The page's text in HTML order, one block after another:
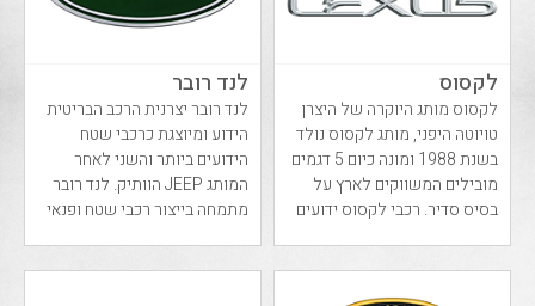
לקסוס
לקסוס מותג היוקרה של היצרן
טויוטה היפני, מותג לקסוס נולד
בשנת 1988 ומונה כיום 5 דגמים
מובילים המשווקים לארץ על
בסיס סדיר. רכבי לקסוס ידועים
לנד רובר
לנד רובר יצרנית הרכב הבריטית
הידוע ומיוצגת כרכבי שטח
הידועים ביותר והשני לאחר
המותג JEEP הוותיק. לנד רובר
מתמחה בייצור רכבי שטח ופנאי